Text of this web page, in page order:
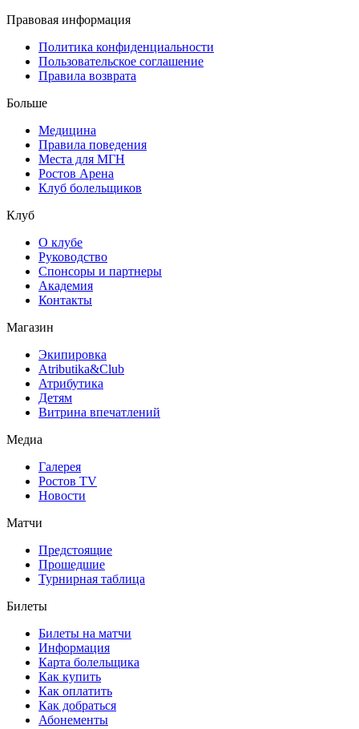
Правовая информация
Политика конфиденциальности
Пользовательское соглашение
Правила возврата
Больше
Медицина
Правила поведения
Места для МГН
Ростов Арена
Клуб болельщиков
Клуб
О клубе
Руководство
Спонсоры и партнеры
Академия
Контакты
Магазин
Экипировка
Atributika&Club
Атрибутика
Детям
Витрина впечатлений
Медиа
Галерея
Ростов TV
Новости
Матчи
Предстоящие
Прошедшие
Турнирная таблица
Билеты
Билеты на матчи
Информация
Карта болельщика
Как купить
Как оплатить
Как добраться
Абонементы